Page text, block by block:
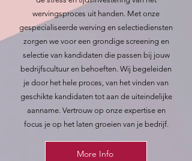
wervingsproces uit handen. Met onze
gespecialiseerde werving en selectiediensten
zorgen we voor een grondige screening en
selectie van kandidaten die passen bij jouw
bedrijfscultuur en behoeften. Wij begeleiden
je door het hele proces, van het vinden van
geschikte kandidaten tot aan de uiteindelijke
aanname. Vertrouw op onze expertise en
focus je op het laten groeien van je bedrijf.
More Info